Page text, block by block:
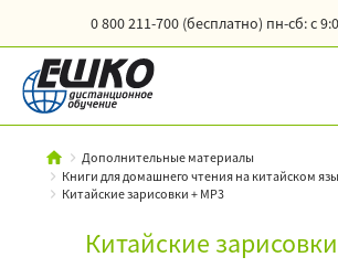
0 800 211-700 (бесплатно) пн-сб: с
Дополнительные материалы
Книги для домашнего чтения на китайском
Китайские зарисовки + MP3
Китайские